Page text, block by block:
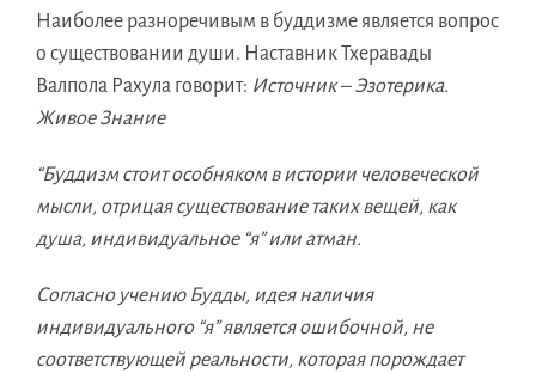
Наиболее разноречивым в буддизме является вопрос
о существовании души. Наставник Тхеравады
Валпола Рахула говорит: Источник – Эзотерика.
Живое Знание
“Буддизм стоит особняком в истории человеческой
мысли, отрицая существование таких вещей, как
душа, индивидуальное “я” или атман.
Согласно учению Будды, идея наличия
индивидуального “я” является ошибочной, не
соответствующей реальности, которая порождает